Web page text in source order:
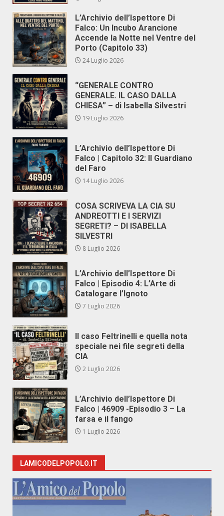
L’Archivio dell’Ispettore Di
Falco: Un Incubo Arancione
Accende la Notte nel Ventre del
Porto (Capitolo 33)
24 Luglio 2026
“GENERALE CONTRO
GENERALE. IL CASO DALLA
CHIESA” – di Isabella Silvestri
19 Luglio 2026
L’Archivio dell’Ispettore Di
Falco | Capitolo 32: Il Guardiano
del Faro
14 Luglio 2026
COSA SCRIVEVA LA CIA SU
ANDREOTTI E I SERVIZI
SEGRETI? – DI ISABELLA
SILVESTRI
8 Luglio 2026
L’Archivio dell’Ispettore Di
Falco | Episodio 4: L’Arte di
Catalogare l’Ignoto
7 Luglio 2026
Il caso Feltrinelli e quella nota
speciale nei file segreti della
CIA
2 Luglio 2026
L’Archivio dell’Ispettore Di
Falco | 46909 -Episodio 3 – La
farsa e il fango
1 Luglio 2026
LAMICODELPOPOLO.IT